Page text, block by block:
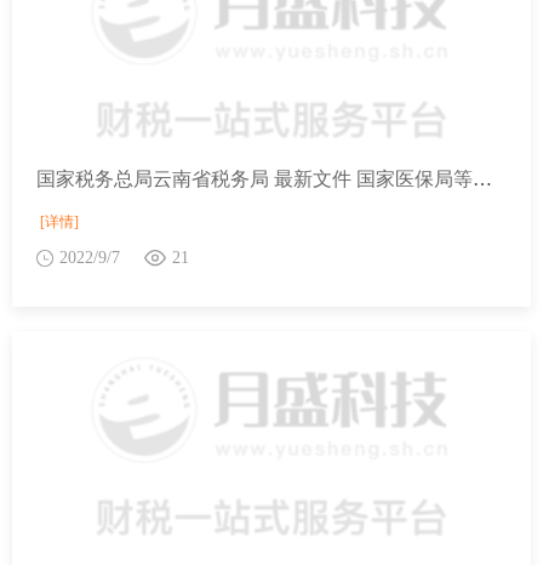
国家税务总局云南省税务局 最新文件 国家医保局等四部门关于阶段性缓缴职工基本医疗保险单位缴费的通知
[详情]
2022/9/7 21